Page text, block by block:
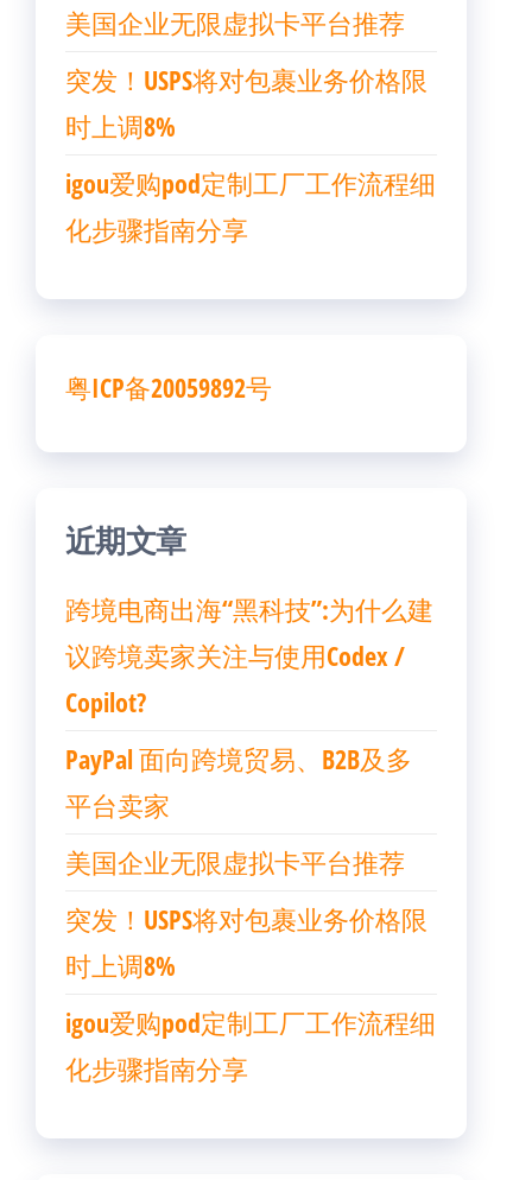
美国企业无限虚拟卡平台推荐
突发！USPS将对包裹业务价格限
时上调8%
igou爱购pod定制工厂工作流程细
化步骤指南分享
粤ICP备20059892号
近期文章
跨境电商出海“黑科技”:为什么建
议跨境卖家关注与使用Codex /
Copilot?
PayPal 面向跨境贸易、B2B及多
平台卖家
美国企业无限虚拟卡平台推荐
突发！USPS将对包裹业务价格限
时上调8%
igou爱购pod定制工厂工作流程细
化步骤指南分享